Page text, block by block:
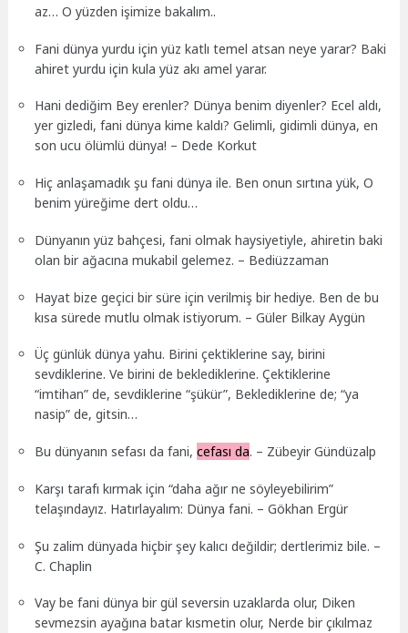
az… O yüzden işimize bakalım..
Fani dünya yurdu için yüz katlı temel atsan neye yarar? Baki
ahiret yurdu için kula yüz akı amel yarar.
Hani dediğim Bey erenler? Dünya benim diyenler? Ecel aldı,
yer gizledi, fani dünya kime kaldı? Gelimli, gidimli dünya, en
son ucu ölümlü dünya! – Dede Korkut
Hiç anlaşamadık şu fani dünya ile. Ben onun sırtına yük, O
benim yüreğime dert oldu…
Dünyanın yüz bahçesi, fani olmak haysiyetiyle, ahiretin baki
olan bir ağacına mukabil gelemez. – Bediüzzaman
Hayat bize geçici bir süre için verilmiş bir hediye. Ben de bu
kısa sürede mutlu olmak istiyorum. – Güler Bilkay Aygün
Üç günlük dünya yahu. Birini çektiklerine say, birini
sevdiklerine. Ve birini de beklediklerine. Çektiklerine
“imtihan” de, sevdiklerine “şükür”, Beklediklerine de; “ya
nasip” de, gitsin…
Bu dünyanın sefası da fani,cefası da. – Zübeyir Gündüzalp
Karşı tarafı kırmak için “daha ağır ne söyleyebilirim”
telaşındayız. Hatırlayalım: Dünya fani. – Gökhan Ergür
Şu zalim dünyada hiçbir şey kalıcı değildir; dertlerimiz bile. –
C. Chaplin
Vay be fani dünya bir gül seversin uzaklarda olur, Diken
sevmezsin ayağına batar kısmetin olur, Nerde bir çıkılmaz